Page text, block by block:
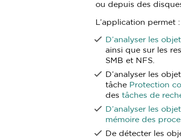
ou depuis des
L’application permet :
D’analyser les
ainsi que sur les
SMB et NFS.
D’analyser les
tâche Protection
des tâches de
D’analyser les
mémoire des
De détecter les